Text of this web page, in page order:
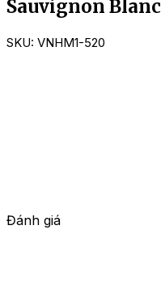
Sauvignon Blanc
SKU: VNHM1-520
Đánh giá